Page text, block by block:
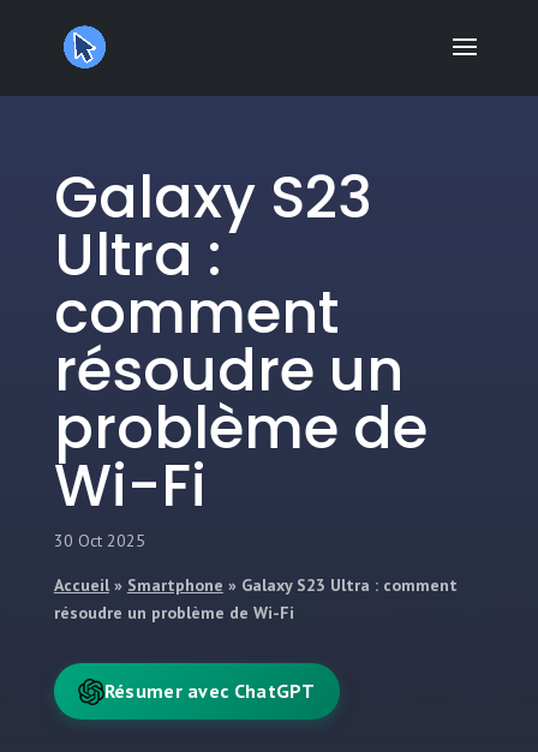
Galaxy S23
Ultra :
comment
résoudre un
problème de
Wi-Fi
30 Oct 2025
Accueil» Smartphone » Galaxy S23 Ultra : comment
résoudre un problème de Wi-Fi
Résumer avec ChatGPT